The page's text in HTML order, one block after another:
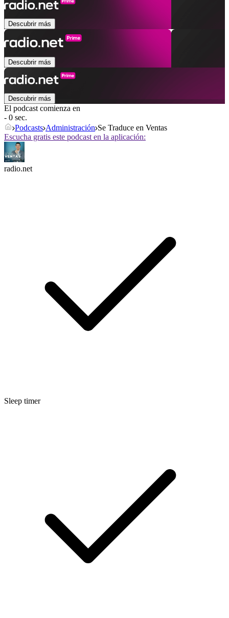
Descubrir más
Descubrir más
Descubrir más
El podcast comienza en
- 0 sec.
Podcasts Administración Se Traduce en Ventas
Escucha gratis este podcast en la aplicación:
radio.net
Sleep timer